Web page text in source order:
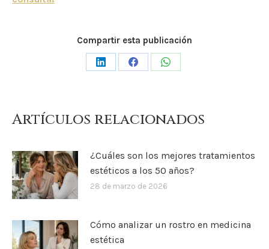
Compartir esta publicación
Share
Share
Share
Artículos relacionados
¿Cuáles son los mejores tratamientos
estéticos a los 50 años?
28 de marzo de 2026
Cómo analizar un rostro en medicina
estética